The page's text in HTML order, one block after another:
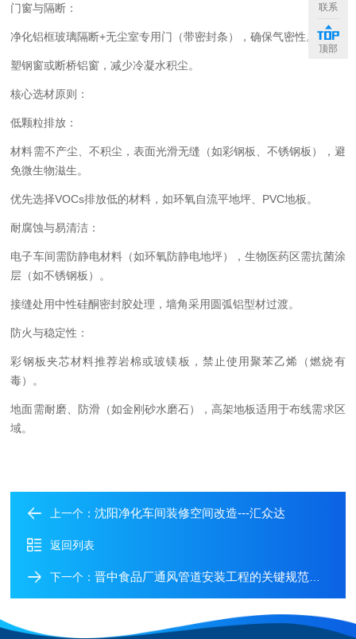
‌门窗与隔断‌：
净化铝框玻璃隔断+无尘室专用门（带密封条），确保气密性。
塑钢窗或断桥铝窗，减少冷凝水积尘。
核心选材原则‌：
‌低颗粒排放‌：
材料需不产尘、不积尘，表面光滑无缝（如彩钢板、不锈钢板），避
免微生物滋生。
优先选择VOCs排放低的材料，如环氧自流平地坪、PVC地板。
‌耐腐蚀与易清洁‌：
电子车间需防静电材料（如环氧防静电地坪），生物医药区需抗菌涂
层（如不锈钢板）。
接缝处用中性硅酮密封胶处理，墙角采用圆弧铝型材过渡。
‌防火与稳定性‌：
彩钢板夹芯材料推荐岩棉或玻镁板，禁止使用聚苯乙烯（燃烧有
毒）。
地面需耐磨、防滑（如金刚砂水磨石），高架地板适用于布线需求区
域。
上一个：沈阳净化车间装修空间改造---汇众达
返回列表
下一个：晋中食品厂通风管道安装工程的关键规范与实施要点
联系
顶部